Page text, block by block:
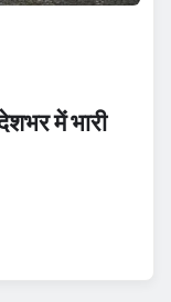
में भारी